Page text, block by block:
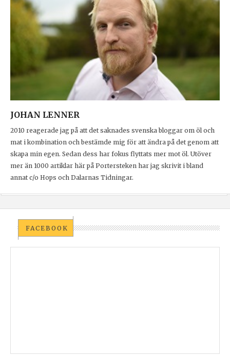
JOHAN LENNER
2010 reagerade jag på att det saknades svenska bloggar om öl och
mat i kombination och bestämde mig för att ändra på det genom att
skapa min egen. Sedan dess har fokus flyttats mer mot öl. Utöver
mer än 1000 artiklar här på Portersteken har jag skrivit i bland
annat c/o Hops och Dalarnas Tidningar.
FACEBOOK